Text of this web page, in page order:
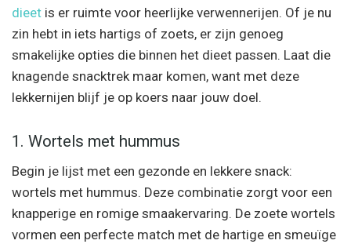
dieet is er ruimte voor heerlijke verwennerijen. Of je nu
zin hebt in iets hartigs of zoets, er zijn genoeg
smakelijke opties die binnen het dieet passen. Laat die
knagende snacktrek maar komen, want met deze
lekkernijen blijf je op koers naar jouw doel.
1. Wortels met hummus
Begin je lijst met een gezonde en lekkere snack:
wortels met hummus. Deze combinatie zorgt voor een
knapperige en romige smaakervaring. De zoete wortels
vormen een perfecte match met de hartige en smeuïge